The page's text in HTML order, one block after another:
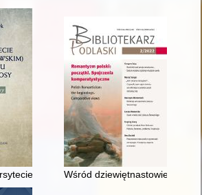
Dorpackim (Juriewskim) do 1918
Wśród